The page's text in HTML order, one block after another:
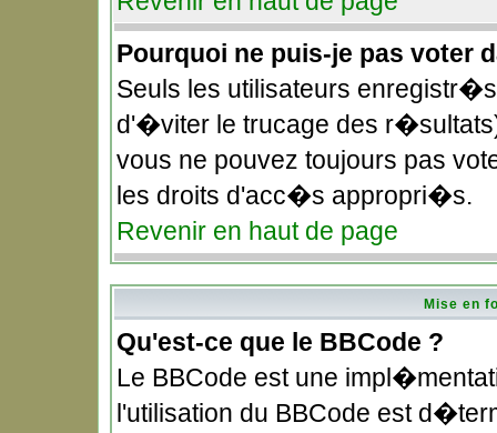
Pourquoi ne puis-je pas voter
Seuls les utilisateurs
d'�viter le trucage des
vous ne pouvez toujours pas
les droits d'acc�s appropri�s.
Revenir en haut de page
Mise en
Qu'est-ce que le BBCode ?
Le BBCode est une
l'utilisation du BBCode est